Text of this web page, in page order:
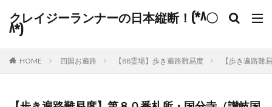
クレイジーランナーの日本縦断！(*^〇
^*)
HOME 四国お遍路 【88霊場】歩き遍路難易度 【歩き遍路難